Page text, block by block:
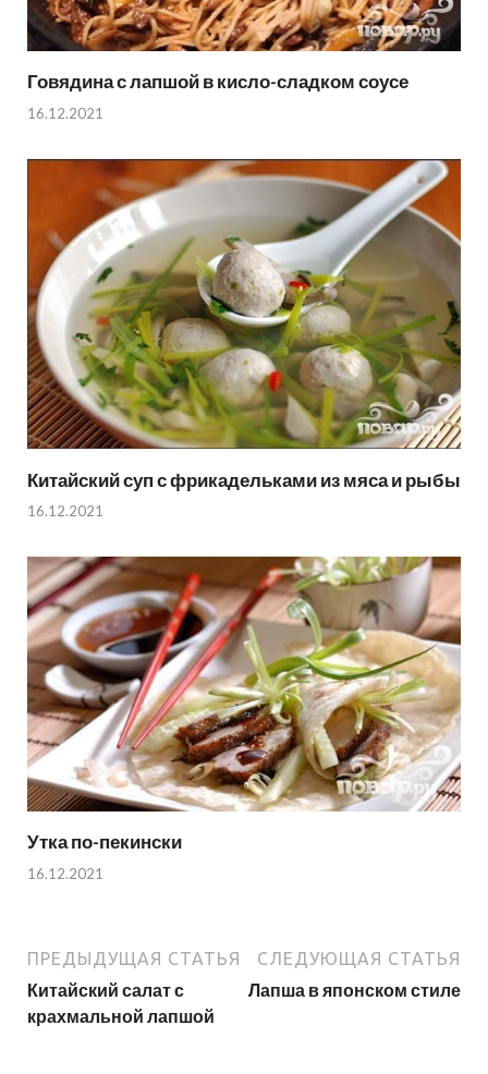
Говядина с лапшой в кисло-сладком соусе
16.12.2021
Китайский суп с фрикадельками из мяса и рыбы
16.12.2021
Утка по-пекински
16.12.2021
ПРЕДЫДУЩАЯ СТАТЬЯ
Китайский салат с
крахмальной лапшой
СЛЕДУЮЩАЯ СТАТЬЯ
Лапша в японском стиле